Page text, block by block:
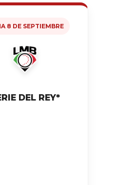
8 DE SEPTIEMBRE
DEL REY*